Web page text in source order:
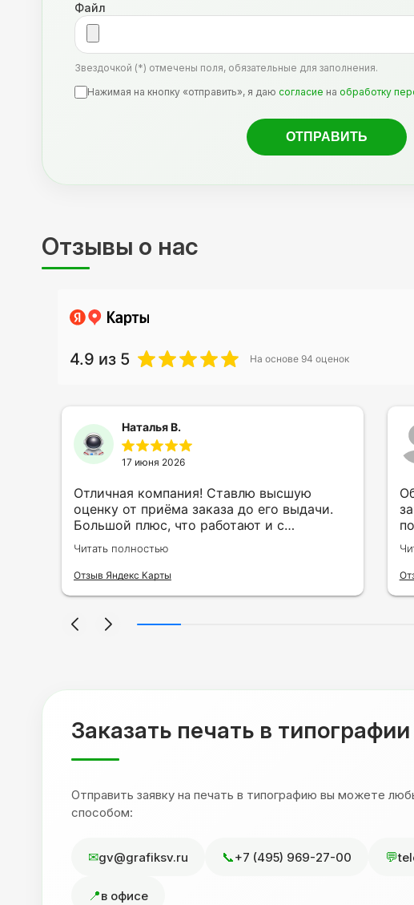
Файл
Звездочкой (*) отмечены поля, обязательные для заполнения.
Нажимая на кнопку «отправить», я даю согласие на обработку
Отзывы о нас
4.9 из 5 На основе 94 оценок
Наталья В.
17 июня 2026
Отличная компания! Ставлю высшую
оценку от приёма заказа до его выдачи.
Большой плюс, что работают и с
индивидуальными заказами. Нелбходимо
было нанести принт на кружку в подарок.
Заказ был исполнен оперативно и ооочень
спасибо Евгении за терпеливость,
Читать полностью
Отзыв Яндекс Карты
Заказать печать в типографии
Отправить заявку на печать в типографию вы можете
способом:
gv@grafiksv.ru +7 (495) 969-27-00
в офисе